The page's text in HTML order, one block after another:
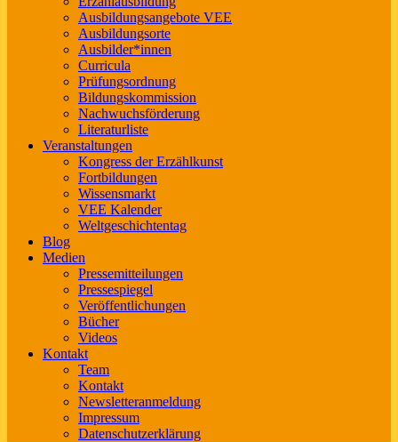
Ausbildungsangebote VEE
Ausbildungsorte
Ausbilder*innen
Curricula
Prüfungsordnung
Bildungskommission
Nachwuchsförderung
Literaturliste
Veranstaltungen
Kongress der Erzählkunst
Fortbildungen
Wissensmarkt
VEE Kalender
Weltgeschichtentag
Blog
Medien
Pressemitteilungen
Pressespiegel
Veröffentlichungen
Bücher
Videos
Kontakt
Team
Kontakt
Newsletteranmeldung
Impressum
Datenschutzerklärung